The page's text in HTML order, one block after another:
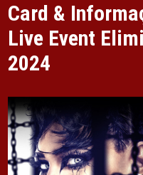
Card &
Live Event
2024